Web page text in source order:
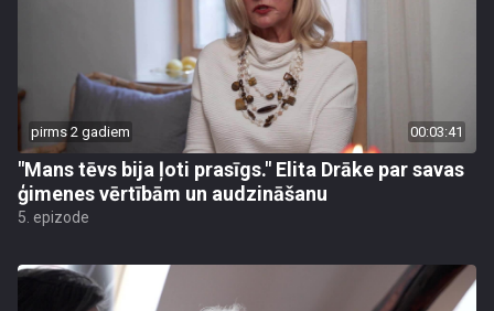
pirms 2 gadiem 00:03:41
"Mans tēvs bija ļoti prasīgs." Elita Drāke par savas
ģimenes vērtībām un audzināšanu
5. epizode